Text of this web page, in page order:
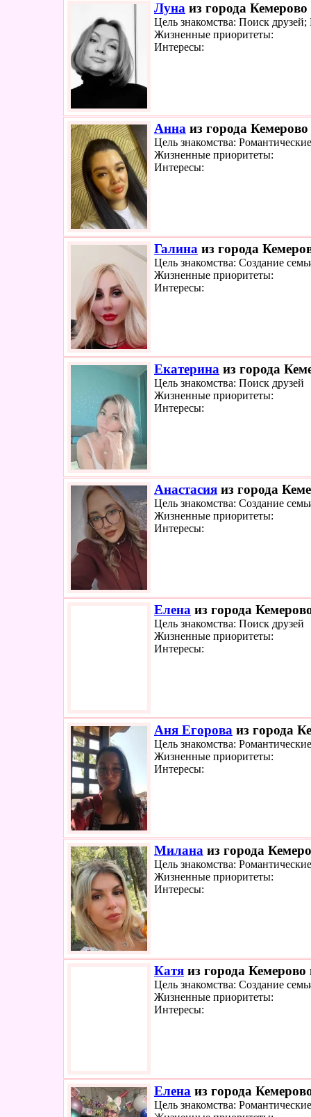
Луна из города
Цель знакомства: Поиск
Жизненные приоритеты:
Интересы:
Анна из города
Цель знакомства:
Жизненные приоритеты:
Интересы:
Галина из города
Цель знакомства: Создание
Жизненные приоритеты:
Интересы:
Екатерина из города
Цель знакомства: Поиск друзей
Жизненные приоритеты:
Интересы:
Анастасия из города
Цель знакомства: Создание
Жизненные приоритеты:
Интересы:
Елена из города
Цель знакомства: Поиск друзей
Жизненные приоритеты:
Интересы:
Аня Егорова из города
Цель знакомства:
Жизненные приоритеты:
Интересы:
Милана из города
Цель знакомства:
Жизненные приоритеты:
Интересы:
Катя из города
Цель знакомства: Создание
Жизненные приоритеты:
Интересы:
Елена из города
Цель знакомства: